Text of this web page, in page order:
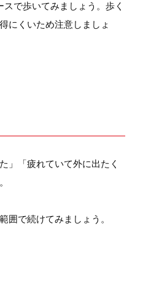
で歩いてみましょう。歩く
にくいため注意しましょ
」「疲れていて外に出たく
囲で続けてみましょう。